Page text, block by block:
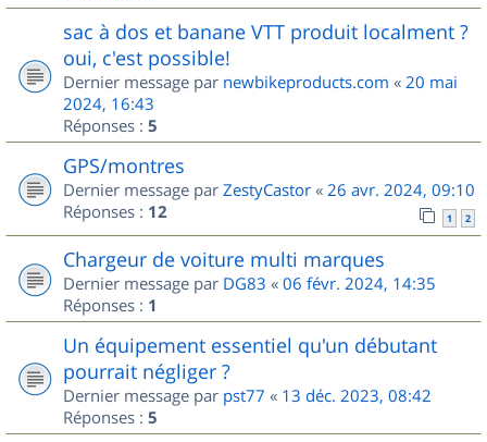
sac à dos et banane VTT produit localment ?
oui, c'est possible!
Dernier message par newbikeproducts.com « 20 mai
2024, 16:43
Réponses : 5
GPS/montres
Dernier message par ZestyCastor « 26 avr. 2024, 09:10
Réponses : 12 1 2
Chargeur de voiture multi marques
Dernier message par DG83 « 06 févr. 2024, 14:35
Réponses : 1
Un équipement essentiel qu'un débutant
pourrait négliger ?
Dernier message par pst77 « 13 déc. 2023, 08:42
Réponses : 5